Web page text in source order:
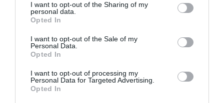
I want to opt-out of the Sharing of my
personal data.
Opted In
I want to opt-out of the Sale of my
Personal Data.
Opted In
I want to opt-out of processing my
Personal Data for Targeted Advertising.
Opted In